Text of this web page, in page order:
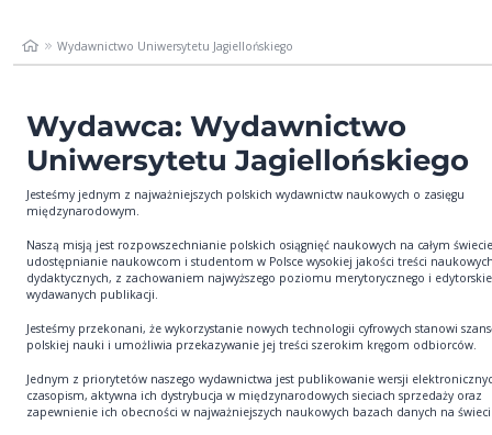
Wydawnictwo Uniwersytetu Jagiellońskiego
Wydawca: Wydawnictwo
Uniwersytetu Jagiellońskiego
Jesteśmy jednym z najważniejszych polskich wydawnictw naukowych o zasięgu
międzynarodowym.
Naszą misją jest rozpowszechnianie polskich osiągnięć naukowych na całym
udostępnianie naukowcom i studentom w Polsce wysokiej jakości treści
dydaktycznych, z zachowaniem najwyższego poziomu merytorycznego i
wydawanych publikacji.
Jesteśmy przekonani, że wykorzystanie nowych technologii cyfrowych stanowi
polskiej nauki i umożliwia przekazywanie jej treści szerokim kręgom odbiorców.
Jednym z priorytetów naszego wydawnictwa jest publikowanie wersji
czasopism, aktywna ich dystrybucja w międzynarodowych sieciach sprzedaży oraz
zapewnienie ich obecności w najważniejszych naukowych bazach danych na